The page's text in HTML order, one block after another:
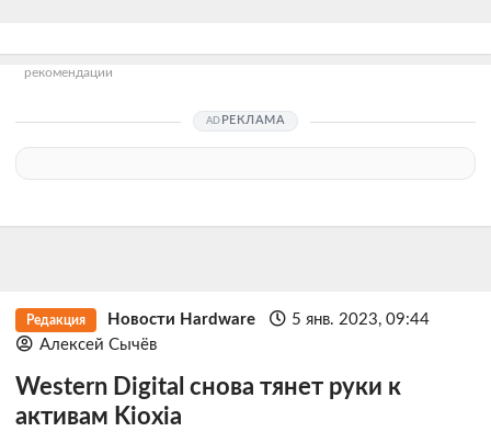
рекомендации
РЕКЛАМА
Редакция Новости Hardware
5 янв. 2023, 09:44
Алексей Сычёв
Western Digital снова тянет руки к
активам Kioxia